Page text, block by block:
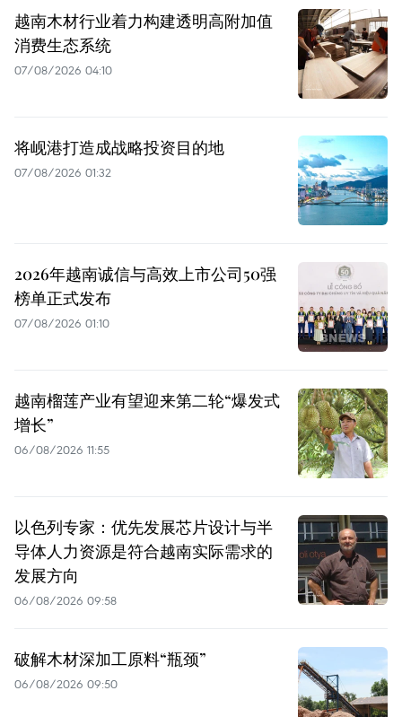
越南木材行业着力构建透明高附加值
消费生态系统
07/08/2026 04:10
将岘港打造成战略投资目的地
07/08/2026 01:32
2026年越南诚信与高效上市公司50强
榜单正式发布
07/08/2026 01:10
越南榴莲产业有望迎来第二轮“爆发式
增长”
06/08/2026 11:55
以色列专家：优先发展芯片设计与半
导体人力资源是符合越南实际需求的
发展方向
06/08/2026 09:58
破解木材深加工原料“瓶颈”
06/08/2026 09:50